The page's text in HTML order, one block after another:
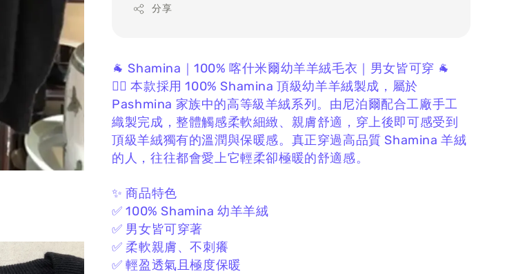
分享
🐐 Shamina｜100% 喀什米爾幼羊羊絨毛衣｜男女皆可穿 🐐
❤️‍🔥 本款採用 100% Shamina 頂級幼羊羊絨製成， 屬於
Pashmina 家族中的高等級羊絨系列。 由尼泊爾配合工廠手工
織製完成，整體觸感柔軟細緻、親膚舒適， 穿上後即可感受到
頂級羊絨獨有的溫潤與保暖感。 真正穿過高品質 Shamina 羊絨
的人， 往往都會愛上它輕柔卻極暖的舒適感。
✨ 商品特色
✅ 100% Shamina 幼羊羊絨
✅ 男女皆可穿著
✅ 柔軟親膚、不刺癢
✅ 輕盈透氣且極度保暖